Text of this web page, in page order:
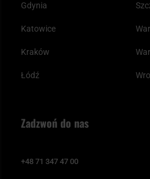
Gdynia
Katowice
Kraków
Łódź
Zadzwoń do nas
+48 71 347 47 00